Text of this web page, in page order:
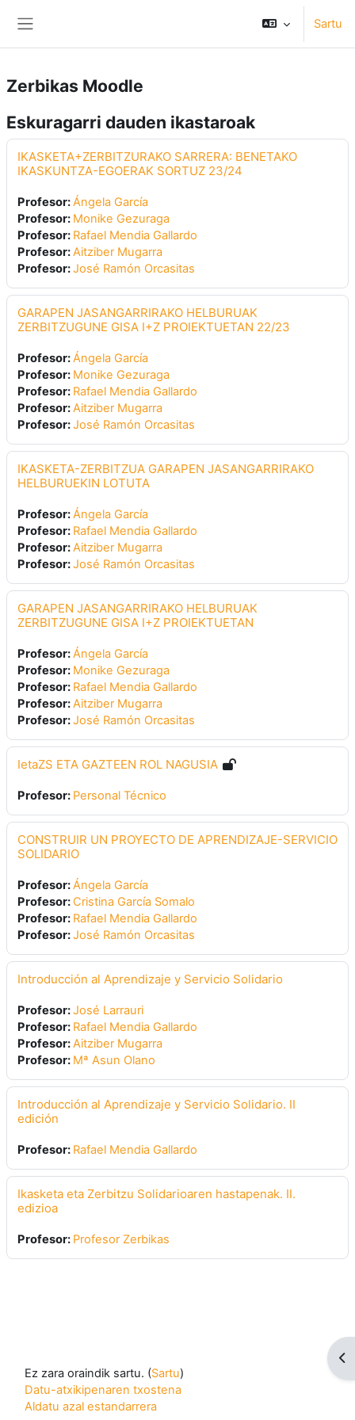
Sartu
Zerbikas Moodle
Eskuragarri dauden ikastaroak
IKASKETA+ZERBITZURAKO SARRERA: BENETAKO
IKASKUNTZA-EGOERAK SORTUZ 23/24
Profesor:Ángela García
Profesor: Monike Gezuraga
Profesor: Rafael Mendia Gallardo
Profesor:Aitziber Mugarra
Profesor:José Ramón Orcasitas
GARAPEN JASANGARRIRAKO HELBURUAK
ZERBITZUGUNE GISA I+Z PROIEKTUETAN 22/23
Profesor:Ángela García
Profesor: Monike Gezuraga
Profesor: Rafael Mendia Gallardo
Profesor:Aitziber Mugarra
Profesor:José Ramón Orcasitas
IKASKETA-ZERBITZUA GARAPEN JASANGARRIRAKO
HELBURUEKIN LOTUTA
Profesor:Ángela García
Profesor: Rafael Mendia Gallardo
Profesor:Aitziber Mugarra
Profesor:José Ramón Orcasitas
GARAPEN JASANGARRIRAKO HELBURUAK
ZERBITZUGUNE GISA I+Z PROIEKTUETAN
Profesor:Ángela García
Profesor: Monike Gezuraga
Profesor: Rafael Mendia Gallardo
Profesor:Aitziber Mugarra
Profesor:José Ramón Orcasitas
IetaZS ETA GAZTEEN ROL NAGUSIA
Profesor: Personal Técnico
CONSTRUIR UN PROYECTO DE APRENDIZAJE-SERVICIO
SOLIDARIO
Profesor:Ángela García
Profesor: Cristina García Somalo
Profesor: Rafael Mendia Gallardo
Profesor:José Ramón Orcasitas
Introducción al Aprendizaje y Servicio Solidario
Profesor:José Larrauri
Profesor: Rafael Mendia Gallardo
Profesor:Aitziber Mugarra
Profesor: Mª Asun Olano
Introducción al Aprendizaje y Servicio Solidario. II
edición
Profesor: Rafael Mendia Gallardo
Ikasketa eta Zerbitzu Solidarioaren hastapenak. II.
edizioa
Profesor: Profesor Zerbikas
Ez zara oraindik sartu. (Sartu)
Datu-atxikipenaren txostena
Aldatu azal estandarrera